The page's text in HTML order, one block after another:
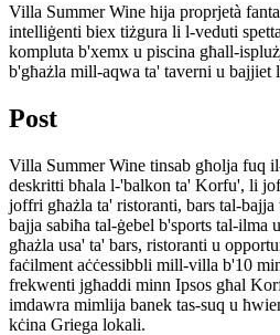
Villa Summer Wine hija proprjetà
intelliġenti biex tiżgura li l-veduti
kompluta b'xemx u piscina għall-
b'għażla mill-aqwa ta' taverni u
Post
Villa Summer Wine tinsab għolja fuq
deskritti bħala l-'balkon ta' Korfu', li
joffri għażla ta' ristoranti, bars tal-
bajja sabiħa tal-ġebel b'sports tal-
għażla usa' ta' bars, ristoranti u
faċilment aċċessibbli mill-villa b'10
frekwenti jgħaddi minn Ipsos għal
imdawra mimlija banek tas-suq u
kċina Griega lokali.